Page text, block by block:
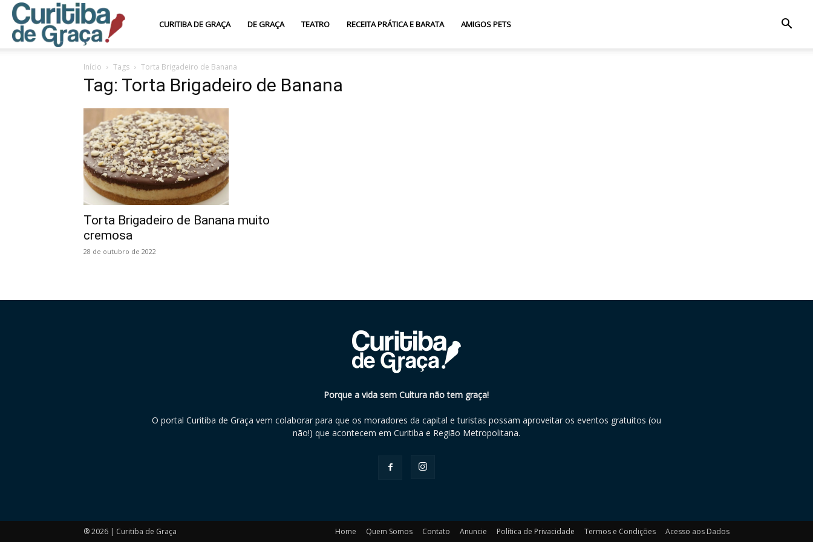
Curitiba
de
Graça
CURITIBA DE GRAÇA DE GRAÇA TEATRO RECEITA PRÁTICA E BARATA AMIGOS PETS
Início Tags Torta Brigadeiro de Banana
Tag: Torta Brigadeiro de Banana
Torta Brigadeiro de Banana muito
cremosa
28 de outubro de 2022
Porque a vida sem Cultura não tem graça!
O portal Curitiba de Graça vem colaborar para que os moradores da capital e turistas possam aproveitar os eventos gratuitos (ou
não!) que acontecem em Curitiba e Região Metropolitana.
Home Quem Somos Contato Anuncie Política de Privacidade Termos e Condições Acesso aos Dados
® 2026 | Curitiba de Graça